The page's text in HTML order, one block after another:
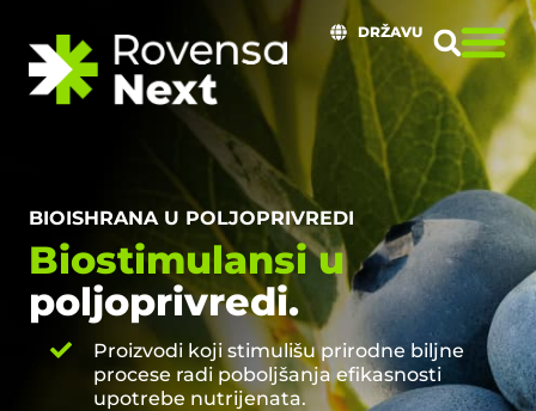
DRŽAVU
BIOISHRANA U POLJOPRIVREDI
Biostimulansi u
poljoprivredi.
Proizvodi koji stimulišu prirodne biljne
procese radi poboljšanja efikasnosti
upotrebe nutrijenata.